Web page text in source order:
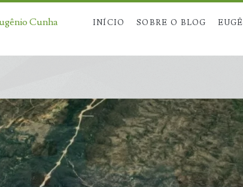
Cunha INÍCIO SOBRE O BLOG